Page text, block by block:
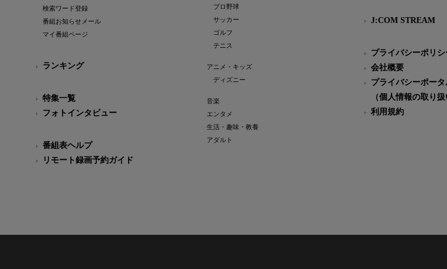
検索ワード登録
番組お知らせメール
マイ番組ページ
ランキング
特集一覧
フォトインタビュー
番組表ヘルプ
リモート録画予約ガイド
プロ野球
サッカー
ゴルフ
テニス
アニメ・キッズ
ディズニー
音楽
エンタメ
生活・趣味・教養
アダルト
J:COM STREAM
プライバシーポリシ
会社概要
プライバシーポータ
（個人情報の取り扱
利用規約